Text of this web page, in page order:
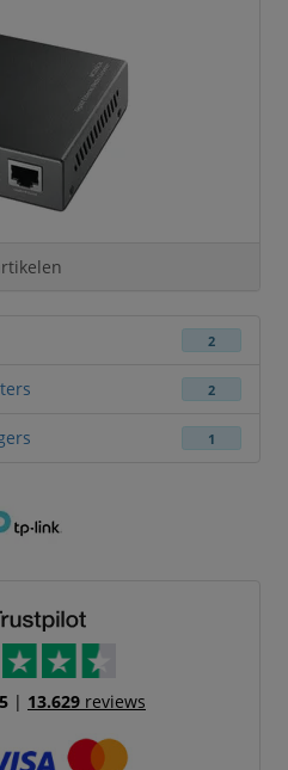
2
2
1
| 13.629reviews